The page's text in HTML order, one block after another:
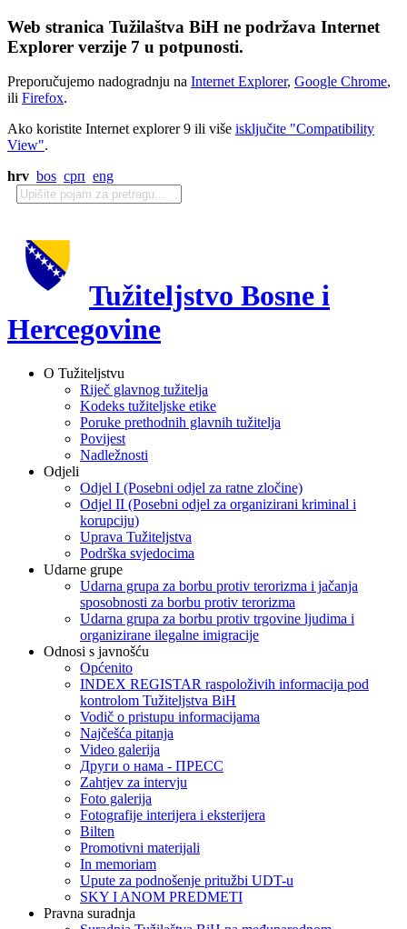
Web stranica Tužilaštva BiH ne podržava Internet
Explorer verzije 7 u potpunosti.
Preporučujemo nadogradnju na Internet Explorer, Google Chrome,
ili Firefox.
Ako koristite Internet explorer 9 ili više isključite "Compatibility
View".
hrv bos срп eng
Tužiteljstvo Bosne i
Hercegovine
O Tužiteljstvu
Riječ glavnog tužitelja
Kodeks tužiteljske etike
Poruke prethodnih glavnih tužitelja
Povijest
Nadležnosti
Odjeli
Odjel I (Posebni odjel za ratne zločine)
Odjel II (Posebni odjel za organizirani kriminal i
korupciju)
Uprava Tužiteljstva
Podrška svjedocima
Udarne grupe
Udarna grupa za borbu protiv terorizma i jačanja
sposobnosti za borbu protiv terorizma
Udarna grupa za borbu protiv trgovine ljudima i
organizirane ilegalne imigracije
Odnosi s javnošću
Općenito
INDEX REGISTAR raspoloživih informacija pod
kontrolom Tužiteljstva BiH
Vodič o pristupu informacijama
Najčešća pitanja
Video galerija
Други о нама - ПРЕСC
Zahtjev za intervju
Foto galerija
Fotografije interijera i eksterijera
Bilten
Promotivni materijali
In memoriam
Upute za podnošenje pritužbi UDT-u
SKY I ANOM PREDMETI
Pravna suradnja